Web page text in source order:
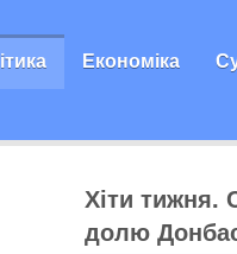
Економіка
Хіти тижня.
долю